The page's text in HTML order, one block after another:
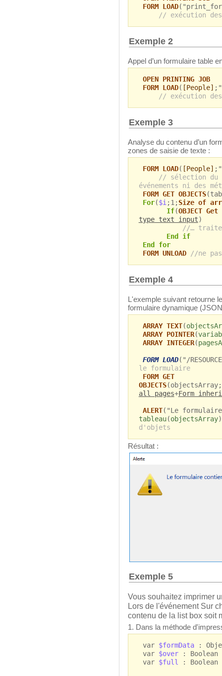
FORM LOAD
// exécution des
Exemple 2
Appel d’un formulaire table
OPEN PRINTING JOB
FORM LOAD( [People]
// exécution des
Exemple 3
Analyse du contenu d’un
zones de saisie de texte :
FORM LOAD( [People]
// sélection du
événements ni des
FORM GET OBJECTS
For($i ;1;Size of
If(OBJECT
type text input)
//…
End if
End for
FORM UNLOAD
//ne
Exemple 4
L'exemple suivant retourne
formulaire dynamique
ARRAY TEXT(
ARRAY POINTER(
ARRAY INTEGER(
FORM LOAD("/
le formulaire
FORM GET
OBJECTS
all pages+Form
ALERT("Le
tableau(objectsArray
d'objets
Résultat :
Exemple 5
Vous souhaitez imprimer
Lors de l'événement Sur
contenu de la list box soit
1. Dans la méthode
var$formData
:
var$over
: Boolean
var$full : Boolean